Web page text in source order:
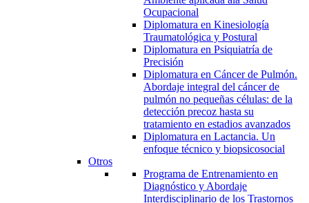
Ocupacional
Diplomatura en Kinesiología
Traumatológica y Postural
Diplomatura en Psiquiatría de
Precisión
Diplomatura en Cáncer de Pulmón.
Abordaje integral del cáncer de
pulmón no pequeñas células: de la
detección precoz hasta su
tratamiento en estadios avanzados
Diplomatura en Lactancia. Un
enfoque técnico y biopsicosocial
Otros
Programa de Entrenamiento en
Diagnóstico y Abordaje
Interdisciplinario de los Trastornos